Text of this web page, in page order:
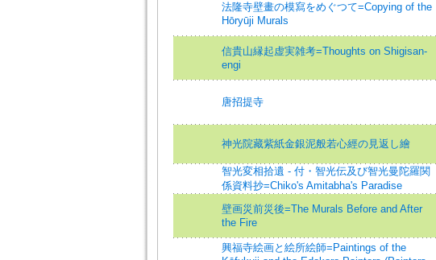
法隆寺壁畫の模寫をめぐつて=Copying of the
Hōryūji Murals
信貴山縁起虚実雑考=Thoughts on Shigisan-
engi
唐招提寺
神光院藏紫紙金銀泥般若心經の見返し繪
智光変相拾遺 - 付・智光伝及び智光曼陀羅関
係資料抄=Chiko's Amitabha's Paradise
壁画災前災後=The Murals Before and After
the Fire
興福寺絵画と絵所絵師=Paintings of the